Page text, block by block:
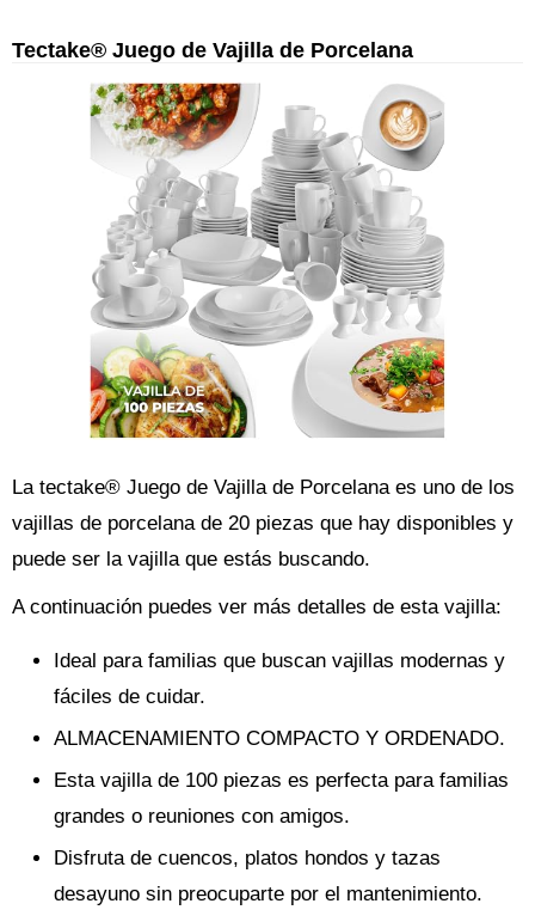
Tectake® Juego de Vajilla de Porcelana
La tectake® Juego de Vajilla de Porcelana es uno de los
vajillas de porcelana de 20 piezas que hay disponibles y
puede ser la vajilla que estás buscando.
A continuación puedes ver más detalles de esta vajilla:
Ideal para familias que buscan vajillas modernas y
fáciles de cuidar.
ALMACENAMIENTO COMPACTO Y ORDENADO.
Esta vajilla de 100 piezas es perfecta para familias
grandes o reuniones con amigos.
Disfruta de cuencos, platos hondos y tazas
desayuno sin preocuparte por el mantenimiento.